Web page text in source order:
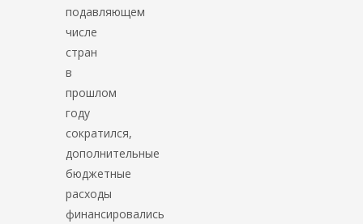
подавляющем
числе
стран
в
прошлом
году
сократился,
дополнительные
бюджетные
расходы
финансировались